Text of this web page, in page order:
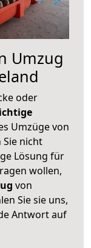
Umzug
oder
Umzüge von
Sie nicht
Lösung für
wollen,
von
Sie sie uns,
Antwort auf